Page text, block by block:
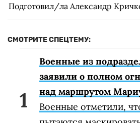
Подготовил/ла Александр
СМОТРИТЕ СПЕЦТЕМУ:
Военные из
заявили о полном
над маршрутом
Военные отметили,